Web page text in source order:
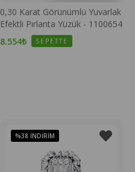
0,30 Karat Görünümlü Yuvarlak
Efektli Pırlanta Yüzük - 1100654
8.554₺
SEPETTE
%38 İNDIRIM